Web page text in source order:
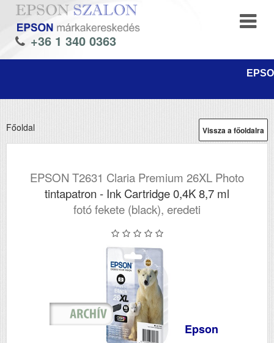
+36 1 340 0363
Vissza a főoldalra
Főoldal
EPSON T2631 Claria Premium 26XL Photo
tintapatron - Ink Cartridge 0,4K 8,7 ml
fotó fekete (black), eredeti
Epson